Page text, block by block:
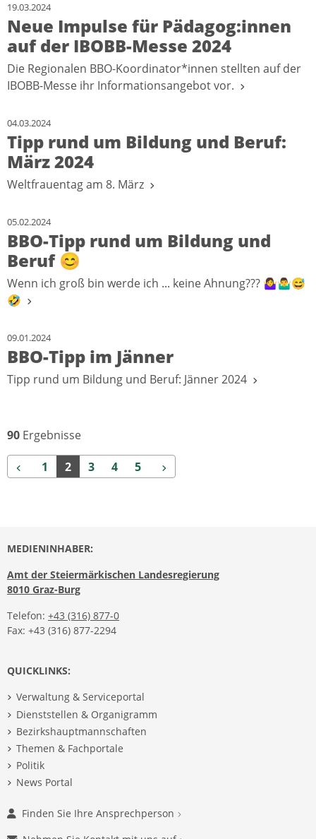
19.03.2024
Neue Impulse für Pädagog:innen
auf der IBOBB-Messe 2024
Die Regionalen BBO-Koordinator*innen stellten auf der
IBOBB-Messe ihr Informationsangebot vor.
04.03.2024
Tipp rund um Bildung und Beruf:
März 2024
Weltfrauentag am 8. März
05.02.2024
BBO-Tipp rund um Bildung und
Beruf 😊
Wenn ich groß bin werde ich ... keine Ahnung??? 🤷‍♀️🤷‍♂️😅
🤣
09.01.2024
BBO-Tipp im Jänner
Tipp rund um Bildung und Beruf: Jänner 2024
90 Ergebnisse
Zurück
1 2 3 4 5 Weiter
MEDIENINHABER:
Amt der Steiermärkischen Landesregierung
8010 Graz-Burg
Telefon: +43 (316) 877-0
Fax: +43 (316) 877-2294
QUICKLINKS:
Verwaltung & Serviceportal
Dienststellen & Organigramm
Bezirkshauptmannschaften
Themen & Fachportale
Politik
News Portal
Finden Sie Ihre Ansprechperson